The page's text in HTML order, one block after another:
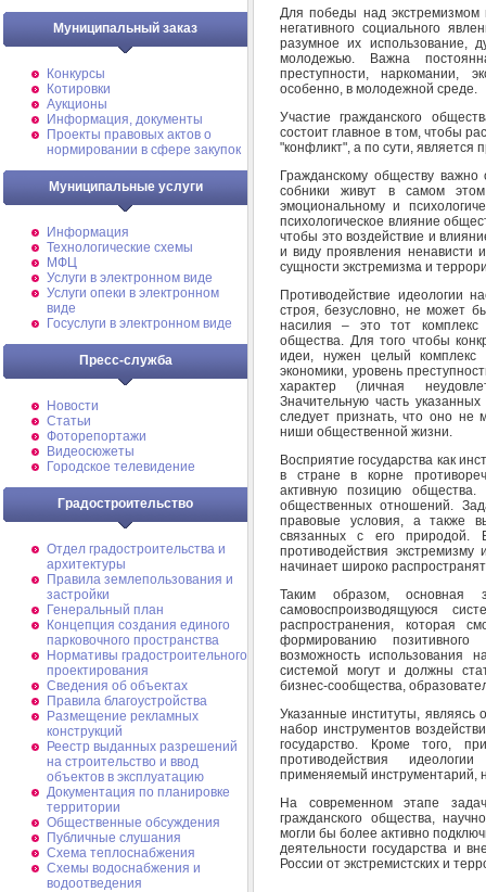
Муниципальный заказ
Конкурсы
Котировки
Аукционы
Информация, документы
Проекты правовых актов о
нормировании в сфере закупок
Муниципальные услуги
Информация
Технологические схемы
МФЦ
Услуги в электронном виде
Услуги опеки в электронном
виде
Госуслуги в электронном виде
Пресс-служба
Новости
Статьи
Фоторепортажи
Видеосюжеты
Городское телевидение
Градостроительство
Отдел градостроительства и
архитектуры
Правила землепользования и
застройки
Генеральный план
Концепция создания единого
парковочного пространства
Нормативы градостроительного
проектирования
Сведения об объектах
Правила благоустройства
Размещение рекламных
конструкций
Реестр выданных разрешений
на строительство и ввод
объектов в эксплуатацию
Документация по планировке
территории
Общественные обсуждения
Публичные слушания
Схема теплоснабжения
Схемы водоснабжения и
водоотведения
Для победы над экстремизмом
негативного социального
разумное их использование,
молодежью. Важна
преступности, наркомании,
особенно, в молодежной среде.
Участие гражданского
состоит главное в том, чтобы
"конфликт", а по сути, является
Гражданскому обществу
собники живут в самом
эмоциональному и
психологическое влияние
чтобы это воздействие и
и виду проявления ненависти
сущности экстремизма и
Противодействие идеологии
строя, безусловно, не может
насилия – это тот комплекс
общества. Для того чтобы
идеи, нужен целый комплекс
экономики, уровень
характер (личная
Значительную часть
следует признать, что оно не
ниши общественной жизни.
Восприятие государства как
в стране в корне
активную позицию общества.
общественных отношений.
правовые условия, а также
связанных с его природой.
противодействия
начинает широко
Таким образом, основная
самовоспроизводящуюся
распространения, которая
формированию позитивного
возможность использования
системой могут и должны
бизнес-сообщества,
Указанные институты, являясь
набор инструментов
государство. Кроме того,
противодействия
применяемый инструментарий,
На современном этапе
гражданского общества,
могли бы более активно
деятельности государства и
России от экстремистских и